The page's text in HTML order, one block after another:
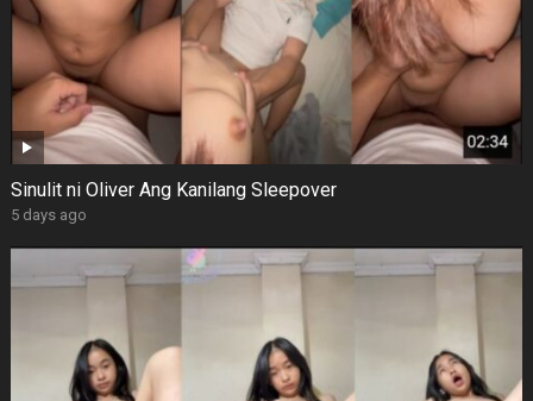
Sinulit ni Oliver Ang Kanilang Sleepover
5 days ago